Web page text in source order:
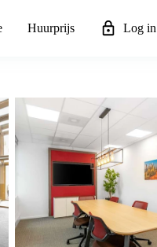
Huurprijs Log in